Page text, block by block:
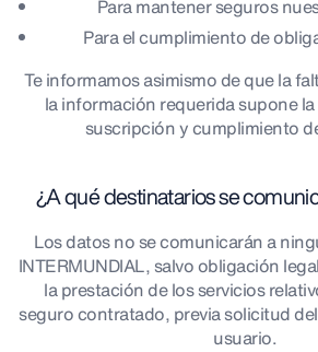
Para mantener seguros
Para el cumplimiento de
Te informamos asimismo de que la
la información requerida supone
suscripción y cumplimiento
¿A qué destinatarios se
Los datos no se comunicarán a
INTERMUNDIAL, salvo obligación
la prestación de los servicios
seguro contratado, previa solicitud
usuario.